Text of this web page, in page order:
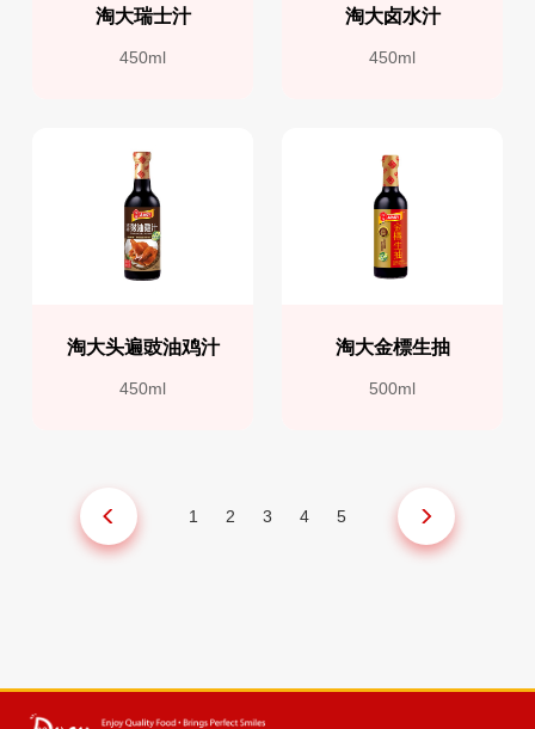
淘大瑞士汁
450ml
淘大卤水汁
450ml
淘大头遍豉油鸡汁
450ml
淘大金標生抽
500ml
1 2 3 4 5